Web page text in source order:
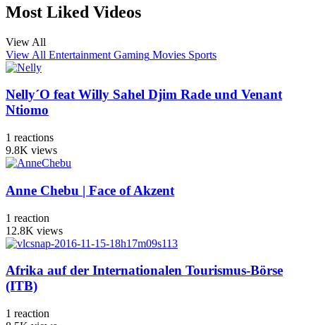
Most Liked Videos
View All
View All Entertainment Gaming Movies Sports
Nelly´O feat Willy Sahel Djim Rade und Venant
Ntiomo
1 reactions
9.8K views
Anne Chebu | Face of Akzent
1 reaction
12.8K views
Afrika auf der Internationalen Tourismus-Börse
(ITB)
1 reaction